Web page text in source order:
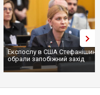
Експослу в США
обрали запобіжний захід